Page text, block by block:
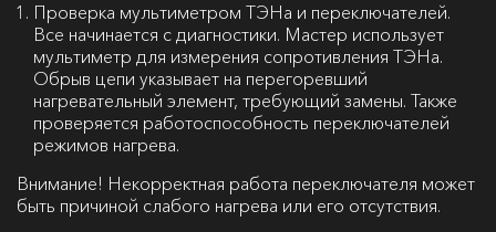
Проверка мультиметром ТЭНа и переключателей.
Все начинается с диагностики. Мастер использует
мультиметр для измерения сопротивления ТЭНа.
Обрыв цепи указывает на перегоревший
нагревательный элемент, требующий замены. Также
проверяется работоспособность переключателей
режимов нагрева.
Внимание! Некорректная работа переключателя может
быть причиной слабого нагрева или его отсутствия.